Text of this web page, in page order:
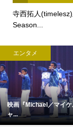
寺西拓人
Season...
エンタメ
映画『Michael／マイ
ャ...